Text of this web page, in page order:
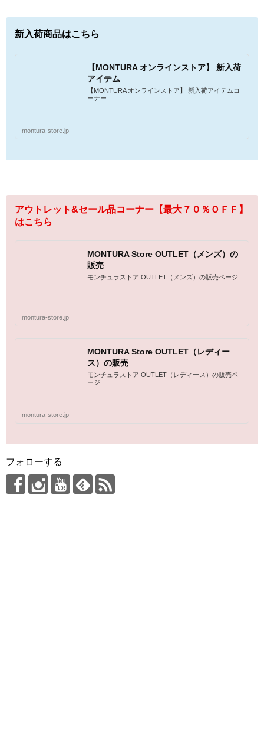
新入荷商品はこちら
【MONTURA オンラインストア】 新入荷
アイテム
【MONTURA オンラインストア】 新入荷アイテムコ
ーナー
montura-store.jp
アウトレット&セール品コーナー【最大７０％ＯＦＦ】
はこちら
MONTURA Store OUTLET（メンズ）の
販売
モンチュラストア OUTLET（メンズ）の販売ページ
montura-store.jp
MONTURA Store OUTLET（レディー
ス）の販売
モンチュラストア OUTLET（レディース）の販売ペ
ージ
montura-store.jp
フォローする